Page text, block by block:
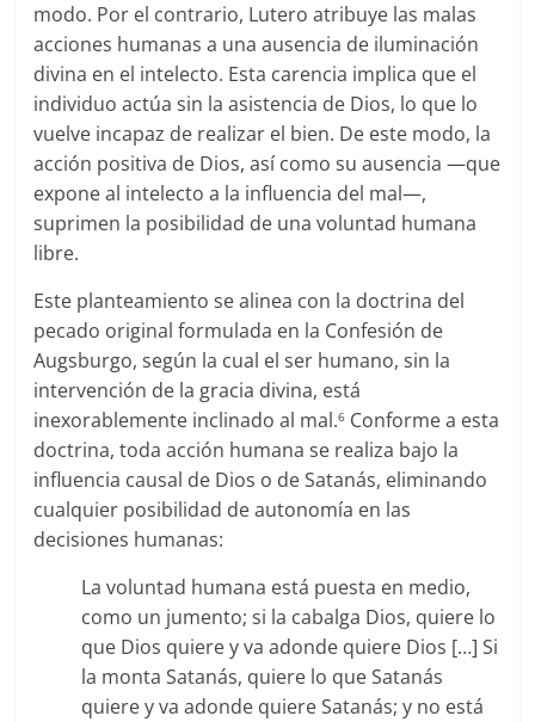
modo. Por el contrario, Lutero atribuye las malas
acciones humanas a una ausencia de iluminación
divina en el intelecto. Esta carencia implica que el
individuo actúa sin la asistencia de Dios, lo que lo
vuelve incapaz de realizar el bien. De este modo, la
acción positiva de Dios, así como su ausencia —que
expone al intelecto a la influencia del mal—,
suprimen la posibilidad de una voluntad humana
libre.
Este planteamiento se alinea con la doctrina del
pecado original formulada en la Confesión de
Augsburgo, según la cual el ser humano, sin la
intervención de la gracia divina, está
inexorablemente inclinado al mal.6 Conforme a esta
doctrina, toda acción humana se realiza bajo la
influencia causal de Dios o de Satanás, eliminando
cualquier posibilidad de autonomía en las
decisiones humanas:
La voluntad humana está puesta en medio,
como un jumento; si la cabalga Dios, quiere lo
que Dios quiere y va adonde quiere Dios […] Si
la monta Satanás, quiere lo que Satanás
quiere y va adonde quiere Satanás; y no está